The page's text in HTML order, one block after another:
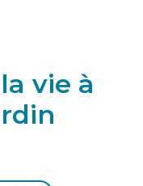
vie à